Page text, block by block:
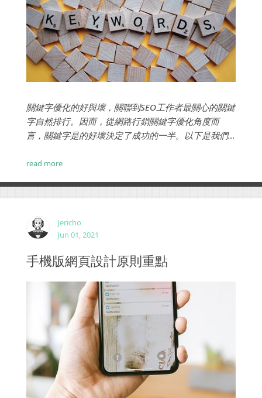
關鍵字優化的好與壞，關聯到SEO工作者最關心的關鍵
字自然排行。因而，從網路行銷關鍵字優化角度而
言，關鍵字是的好壞決定了成功的一半。以下是我們
read more
Jericho
Jun 01, 2021
手機版網頁設計原則重點